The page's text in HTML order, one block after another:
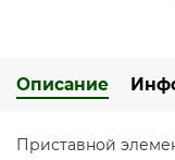
Описание
Приставной